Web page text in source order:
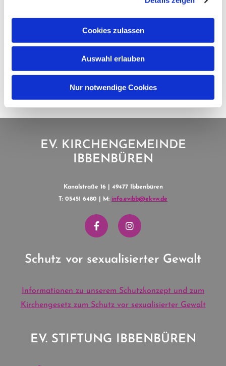
Cookies zulassen
Auswahl erlauben
Nur notwendige Cookies
EV. KIRCHENGEMEINDE
IBBENBÜREN
Kanalstraße 16 | 49477 Ibbenbüren
T: 05451 6480 | M: info.evibb@ekvw.de
Schutz vor sexualisierter Gewalt
Informationen zu unserem Schutzkonzept und zum
Kirchengesetz zum Schutz vor sexualisierter Gewalt
EV. STIFTUNG IBBENBÜREN